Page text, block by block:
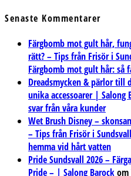
Senaste Kommentarer
Färgbomb mot gult hår,
rätt? – Tips från Frisör i
Färgbomb mot gult hår: så
Dreadsmycken & pärlor till
unika accessoarer | Salong
svar från våra kunder
Wet Brush Disney –
– Tips från Frisör i
hemma vid hårt vatten
Pride Sundsvall 2026 –
Pride – | Salong Barockom